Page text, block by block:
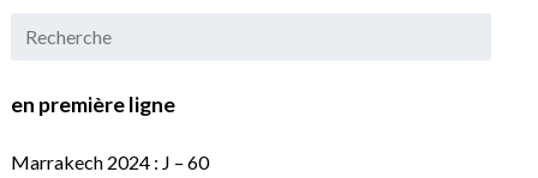
en première ligne
Marrakech 2024 : J – 60